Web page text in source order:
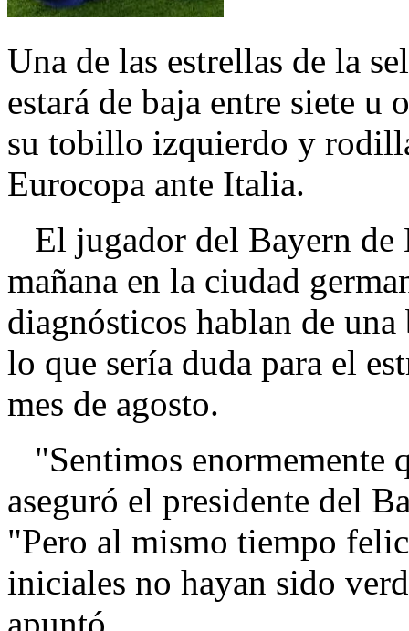
Una de las estrellas de la
estará de baja entre siete u
su tobillo izquierdo y
Eurocopa ante Italia.
El jugador del Bayern de
mañana en la ciudad
diagnósticos hablan de
lo que sería duda para el
mes de agosto.
"Sentimos enormemente
aseguró el presidente del
"Pero al mismo tiempo
iniciales no hayan sido